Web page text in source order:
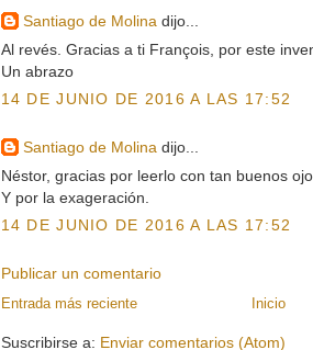
Santiago de Molinadijo...
Al revés. Gracias a ti François, por este
Un abrazo
14 DE JUNIO DE 2016 A LAS 17:52
Santiago de Molinadijo...
Néstor, gracias por leerlo con tan buenos
Y por la exageración.
14 DE JUNIO DE 2016 A LAS 17:52
Publicar un comentario
Entrada más reciente Inicio
Suscribirse a: Enviar comentarios (Atom)